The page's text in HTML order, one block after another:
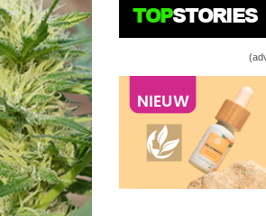
TOPSTORIES
LEGALE WIET? MAAK HET THC-